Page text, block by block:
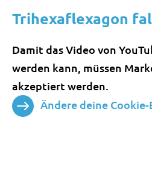
Trihexaflexagon
Damit das Video von
werden kann, müssen
akzeptiert werden.
Ändere deine